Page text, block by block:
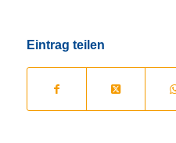
Eintrag teilen